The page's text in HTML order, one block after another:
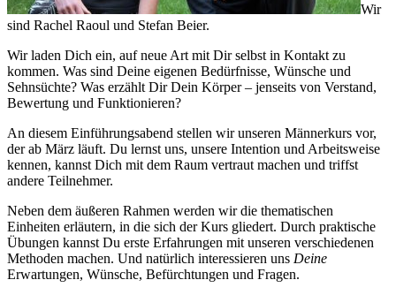
Wir
sind Rachel Raoul und Stefan Beier.
Wir laden Dich ein, auf neue Art mit Dir selbst in Kontakt zu
kommen. Was sind Deine eigenen Bedürfnisse, Wünsche und
Sehnsüchte? Was erzählt Dir Dein Körper – jenseits von Verstand,
Bewertung und Funktionieren?
An diesem Einführungsabend stellen wir unseren Männerkurs vor,
der ab März läuft. Du lernst uns, unsere Intention und Arbeitsweise
kennen, kannst Dich mit dem Raum vertraut machen und triffst
andere Teilnehmer.
Neben dem äußeren Rahmen werden wir die thematischen
Einheiten erläutern, in die sich der Kurs gliedert. Durch praktische
Übungen kannst Du erste Erfahrungen mit unseren verschiedenen
Methoden machen. Und natürlich interessieren uns Deine
Erwartungen, Wünsche, Befürchtungen und Fragen.